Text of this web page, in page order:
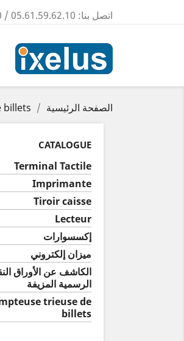
اتصل بنا: 05.61.59.62.10 / 040 45 95 82
الصفحة الرئيسية billets
CATALOGUE
Terminal Tactile
Imprimante
Tiroir caisse
Lecteur
إكسسوارات
ميزان إلكتروني
الكاشف عن الأوراق
الرسمية المزيفة
trieuse de
billets